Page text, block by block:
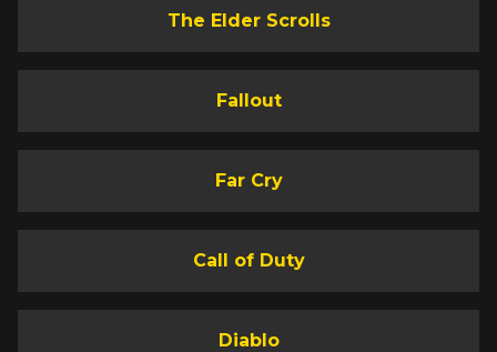
The Elder Scrolls
Fallout
Far Cry
Call of Duty
Diablo